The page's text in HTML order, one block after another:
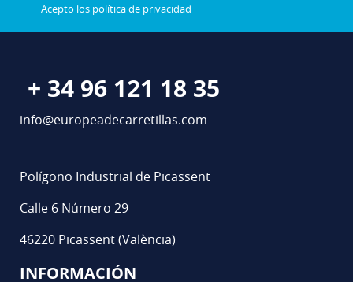
Acepto los política de privacidad
+ 34 96 121 18 35
info@europeadecarretillas.com
Polígono Industrial de Picassent
Calle 6 Número 29
46220 Picassent (València)
INFORMACIÓN